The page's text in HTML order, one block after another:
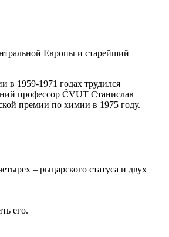
Европы и старейший
в 1959-1971 годах трудился
профессор ČVUT Станислав
премии по химии в 1975 году.
– рыцарского статуса и двух
его.